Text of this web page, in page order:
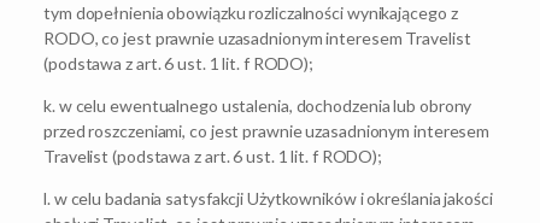
tym dopełnienia obowiązku rozliczalności wynikającego z
RODO, co jest prawnie uzasadnionym interesem Travelist
(podstawa z art. 6 ust. 1 lit. f RODO);
k. w celu ewentualnego ustalenia, dochodzenia lub obrony
przed roszczeniami, co jest prawnie uzasadnionym interesem
Travelist (podstawa z art. 6 ust. 1 lit. f RODO);
l. w celu badania satysfakcji Użytkowników i określania jakości